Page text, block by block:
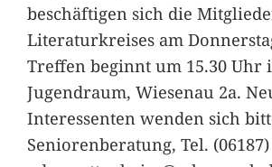
beschäftigen sich die
Literaturkreises am
Treffen beginnt um 15.30 Uhr
Jugendraum, Wiesenau 2a.
Interessenten wenden sich
Seniorenberatung, Tel. (06187)